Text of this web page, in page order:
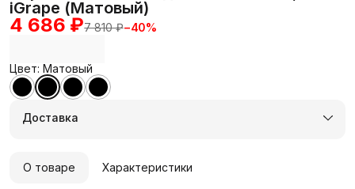
iGrape (Матовый)
4 686 ₽7 810 ₽−40%
Цвет: Матовый
Доставка
О товаре Характеристики